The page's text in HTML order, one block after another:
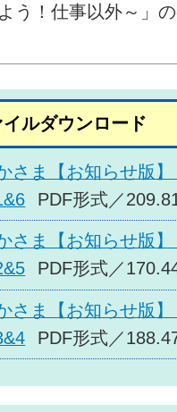
う！仕事以外～」
イルダウンロード
さま【お知らせ版
PDF形式／
さま【お知らせ版
PDF形式／
さま【お知らせ版
PDF形式／